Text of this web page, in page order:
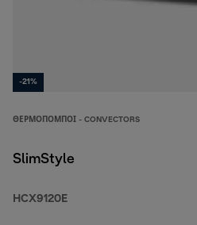
-21%
ΘΕΡΜΟΠΟΜΠΟΊ - CONVECTORS
SlimStyle
HCX9120E